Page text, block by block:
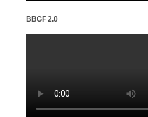
BBGF 2.0